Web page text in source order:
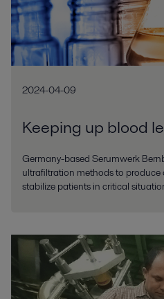
2024-04-09
Keeping up blood
Germany-based Serumwerk
ultrafiltration methods to produce
stabilize patients in critical